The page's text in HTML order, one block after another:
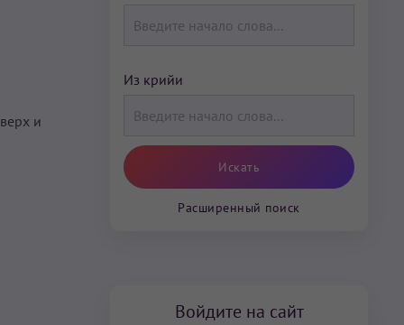
и
Из крийи
Расширенный поиск
Войдите на сайт